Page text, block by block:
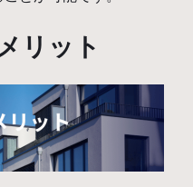
リット